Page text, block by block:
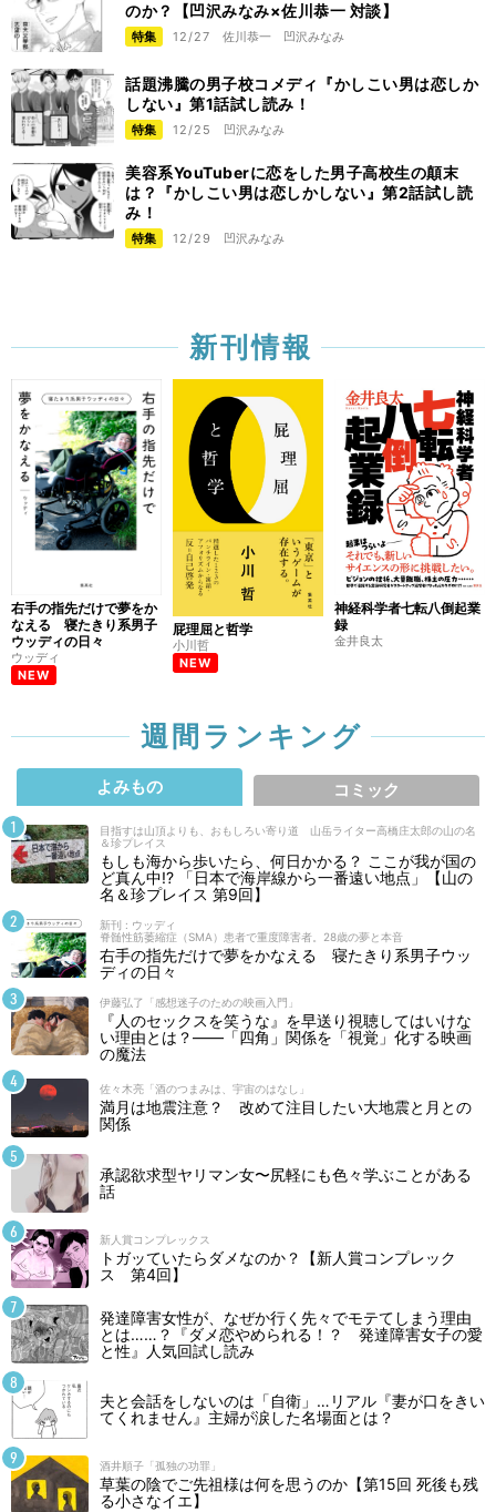
のか？【凹沢みなみ×佐川恭一 対談】
特集 12/27 佐川恭一 凹沢みなみ
話題沸騰の男子校コメディ『かしこい男は恋しか
しない』第1話試し読み！
特集 12/25 凹沢みなみ
美容系YouTuberに恋をした男子高校生の顛末
は？『かしこい男は恋しかしない』第2話試し読
み！
特集 12/29 凹沢みなみ
新刊情報
右手の指先だけで夢をか
なえる 寝たきり系男子
ウッディの日々
ウッディ
NEW
屁理屈と哲学
小川哲
NEW
神経科学者七転八倒起業
録
金井良太
週間ランキング
よみもの コミック
目指すは山頂よりも、おもしろい寄り道 山岳ライター高橋庄太郎の山の名
＆珍プレイス
もしも海から歩いたら、何日かかる？ ここが我が国の
ど真ん中!? 「日本で海岸線から一番遠い地点」【山の
名＆珍プレイス 第9回】
新刊 : ウッディ
脊髄性筋萎縮症（SMA）患者で重度障害者。28歳の夢と本音
右手の指先だけで夢をかなえる 寝たきり系男子ウッ
ディの日々
伊藤弘了「感想迷子のための映画入門」
『人のセックスを笑うな』を早送り視聴してはいけな
い理由とは？――「四角」関係を「視覚」化する映画
の魔法
佐々木亮「酒のつまみは、宇宙のはなし」
満月は地震注意？ 改めて注目したい大地震と月との
関係
承認欲求型ヤリマン女〜尻軽にも色々学ぶことがある
話
新人賞コンプレックス
トガッていたらダメなのか？【新人賞コンプレック
ス 第4回】
発達障害女性が、なぜか行く先々でモテてしまう理由
とは……？『ダメ恋やめられる！？ 発達障害女子の愛
と性』人気回試し読み
夫と会話をしないのは「自衛」…リアル『妻が口をきい
てくれません』主婦が涙した名場面とは？
酒井順子「孤独の功罪」
草葉の陰でご先祖様は何を思うのか【第15回 死後も残
る小さなイエ】